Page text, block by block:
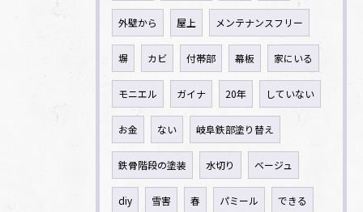
外壁から 屋上 メンテナンスフリー
塀 カビ 付帯部 幕板 家にいる
モニエル ガイナ 20年 していない
お金 ない 岐阜鉄部塗り替え
鉄骨階段の塗装 水切り ベージュ
diy 雪害 春 パミール できる